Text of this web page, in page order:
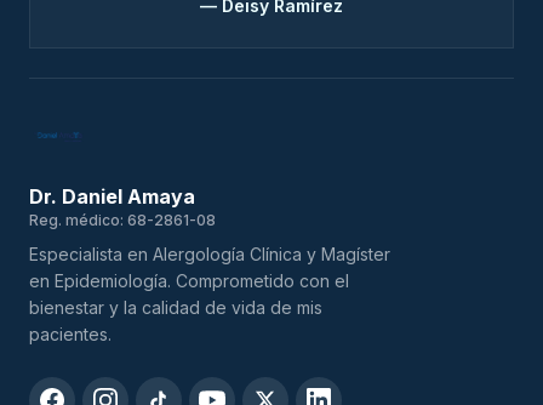
— Deisy Ramírez
Dr. Daniel Amaya
Reg. médico: 68-2861-08
Especialista en Alergología Clínica y Magíster
en Epidemiología. Comprometido con el
bienestar y la calidad de vida de mis
pacientes.